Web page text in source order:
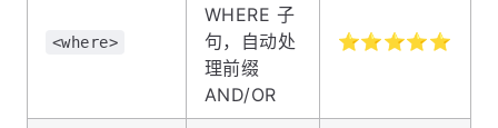
<where>
WHERE 子
句，自动处
理前缀
AND/OR
⭐⭐⭐⭐⭐